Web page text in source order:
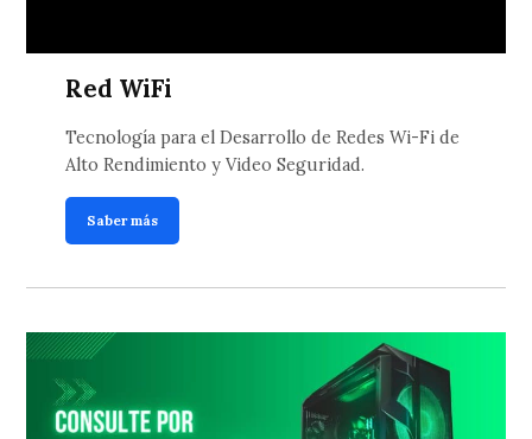
Red WiFi
Tecnología para el Desarrollo de Redes Wi-Fi de
Alto Rendimiento y Video Seguridad.
Saber más